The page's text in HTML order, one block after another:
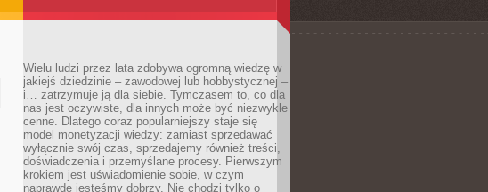
Wielu ludzi przez lata zdobywa ogromną wiedzę w
jakiejś dziedzinie – zawodowej lub hobbystycznej –
i… zatrzymuje ją dla siebie. Tymczasem to, co dla
nas jest oczywiste, dla innych może być niezwykle
cenne. Dlatego coraz popularniejszy staje się
model monetyzacji wiedzy: zamiast sprzedawać
wyłącznie swój czas, sprzedajemy również treści,
doświadczenia i przemyślane procesy. Pierwszym
krokiem jest uświadomienie sobie, w czym
naprawdę jesteśmy dobrzy. Nie chodzi tylko o